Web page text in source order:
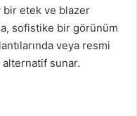
bir etek ve blazer
sofistike bir görünüm
veya resmi
sunar.